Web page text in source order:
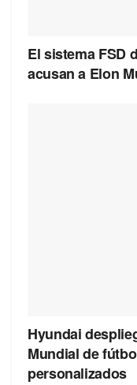
El sistema FSD
acusan a Elon
Hyundai
Mundial de
personalizados